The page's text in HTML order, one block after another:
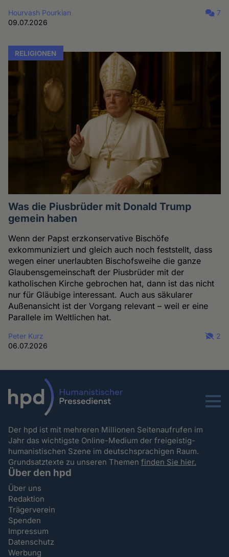
Hourvash Pourkian
09.07.2026
7
RELIGIONEN
Was die Piusbrüder mit Donald Trump
gemein haben
Wenn der Papst erzkonservative Bischöfe
exkommuniziert und gleich auch noch feststellt, dass
wegen einer unerlaubten Bischofsweihe die ganze
Glaubensgemeinschaft der Piusbrüder mit der
katholischen Kirche gebrochen hat, dann ist das nicht
nur für Gläubige interessant. Auch aus säkularer
Außenansicht ist der Vorgang relevant – weil er eine
Parallele im Weltlichen hat.
Peter Kurz
06.07.2026
2
Menu
Der hpd ist mit mehreren Millionen Seitenaufrufen im
Jahr das wichtigste Online-Medium der freigeistig-
humanistischen Szene im deutschsprachigen Raum.
Grundsatztexte zu unseren Themenfinden Sie hier.
Über den hpd
Über uns
Redaktion
Trägerverein
Spenden
Impressum
Datenschutz
Werbung